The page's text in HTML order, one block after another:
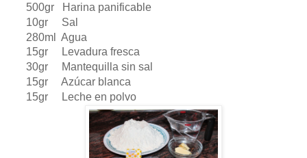
500gr Harina panificable
10gr Sal
280ml Agua
15gr Levadura fresca
30gr Mantequilla sin sal
15gr Azúcar blanca
15gr Leche en polvo